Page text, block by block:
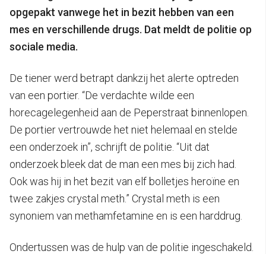
opgepakt vanwege het in bezit hebben van een
mes en verschillende drugs. Dat meldt de politie op
sociale media.
De tiener werd betrapt dankzij het alerte optreden
van een portier. “De verdachte wilde een
horecagelegenheid aan de Peperstraat binnenlopen.
De portier vertrouwde het niet helemaal en stelde
een onderzoek in”, schrijft de politie. “Uit dat
onderzoek bleek dat de man een mes bij zich had.
Ook was hij in het bezit van elf bolletjes heroïne en
twee zakjes crystal meth.” Crystal meth is een
synoniem van methamfetamine en is een harddrug.
Ondertussen was de hulp van de politie ingeschakeld.